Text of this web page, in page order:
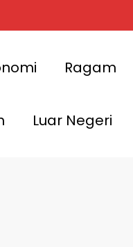
Ragam
Luar Negeri